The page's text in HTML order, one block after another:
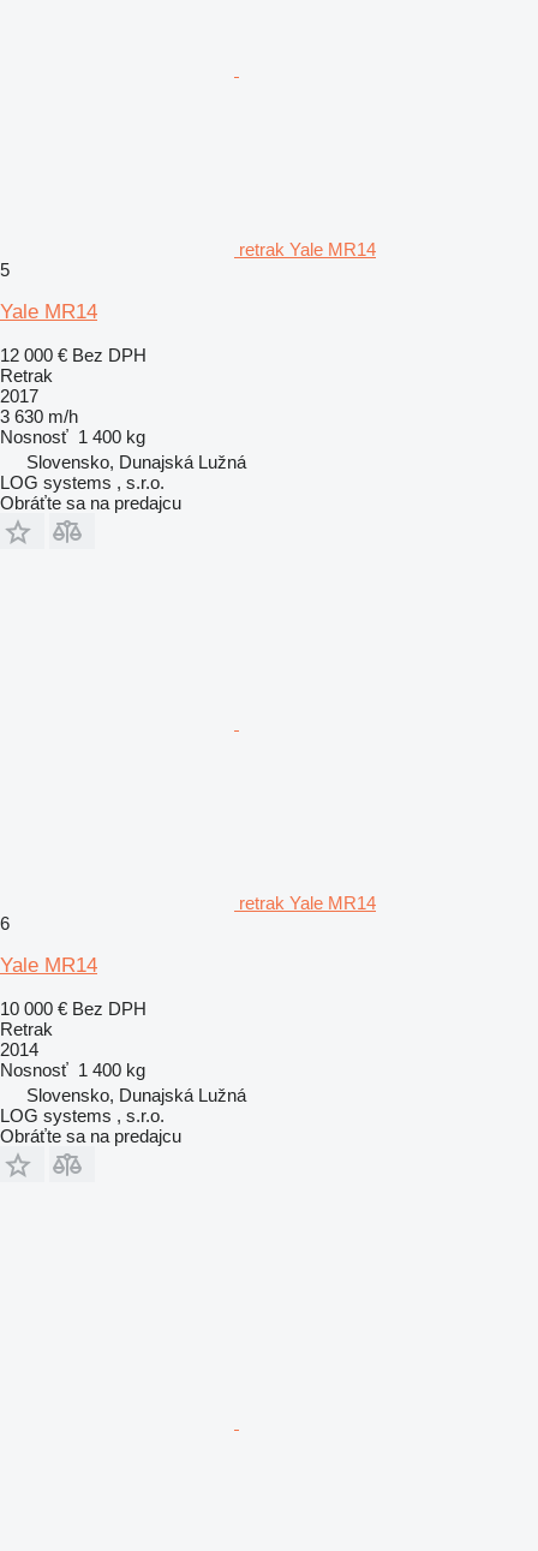
retrak Yale MR14
5
Yale MR14
12 000 € Bez DPH
Retrak
2017
3 630 m/h
Nosnosť 1 400 kg
Slovensko, Dunajská Lužná
LOG systems , s.r.o.
Obráťte sa na predajcu
retrak Yale MR14
6
Yale MR14
10 000 € Bez DPH
Retrak
2014
Nosnosť 1 400 kg
Slovensko, Dunajská Lužná
LOG systems , s.r.o.
Obráťte sa na predajcu